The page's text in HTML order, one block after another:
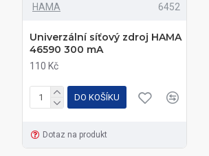
HAMA 6452
Univerzální síťový zdroj HAMA
46590 300 mA
110 Kč
DO KOŠÍKU
Dotaz na produkt